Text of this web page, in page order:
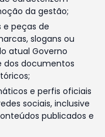
da gestão;
e peças de
slogans ou
atual Governo
dos documentos
e perfis oficiais
sociais, inclusive
publicados e